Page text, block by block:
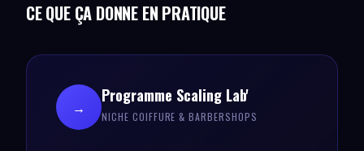
CE QUE ÇA DONNE EN PRATIQUE
→
Programme Scaling Lab'
NICHE COIFFURE & BARBERSHOPS